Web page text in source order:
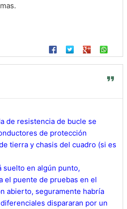
de resistencia de bucle se
de protección
tierra y chasis del cuadro (si es
suelto en algún punto,
el puente de pruebas en el
abierto, seguramente habría
dispararan por un